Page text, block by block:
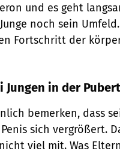
und es geht
noch sein
Fortschritt der
in der
bemerken, dass
sich vergrößert.
viel mit. Was